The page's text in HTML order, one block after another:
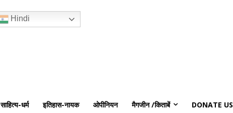
Hindi
साहित्य-धर्म इतिहास-नायक ओपीनियन मैगजीन /किताबें DONATE US